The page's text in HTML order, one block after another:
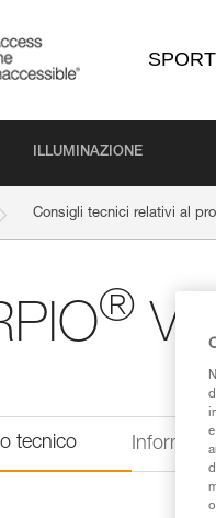
SPORT
ILLUMINAZIONE
Consigli tecnici relativi al
®
tecnico